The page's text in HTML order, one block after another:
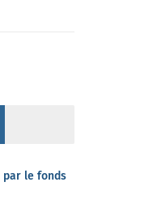
par le fonds